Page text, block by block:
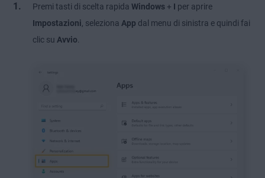
Premi tasti di scelta rapida Windows + I per aprire
Impostazioni, seleziona App dal menu di sinistra e quindi fai
clic su Avvio.